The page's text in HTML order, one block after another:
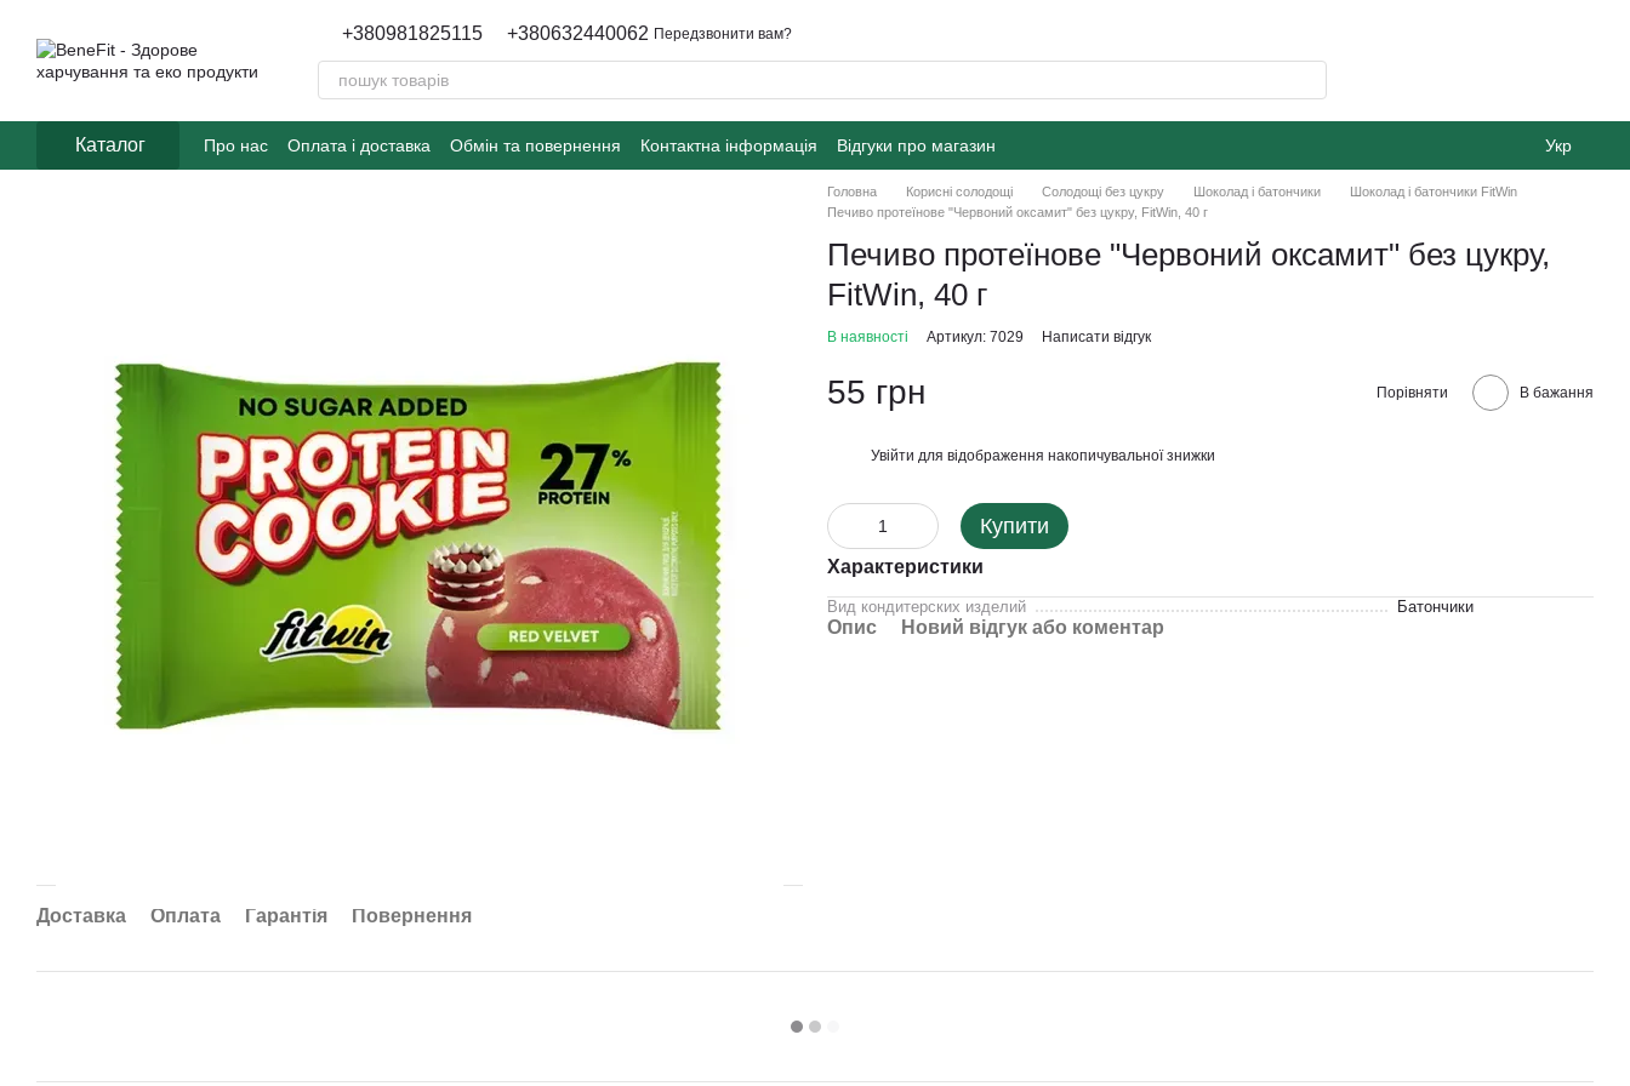
+380981825115 +380632440062 Передзвонити вам?
Каталог Про нас Оплата і доставка Обмін та повернення Контактна інформація Відгуки про магазин Укр
Доставка Оплата Гарантія Повернення
Головна Корисні солодощі Солодощі без цукру Шоколад і батончики
Шоколад і батончики FitWin
Печиво протеїнове "Червоний оксамит" без цукру, FitWin, 40 г
Печиво протеїнове "Червоний оксамит" без цукру,
FitWin, 40 г
В наявності Артикул: 7029 Написати відгук
55 грн Порівняти В бажання
Увійти для відображення накопичувальної знижки
Купити
Характеристики
Вид кондитерских изделий Батончики
Опис Новий відгук або коментар